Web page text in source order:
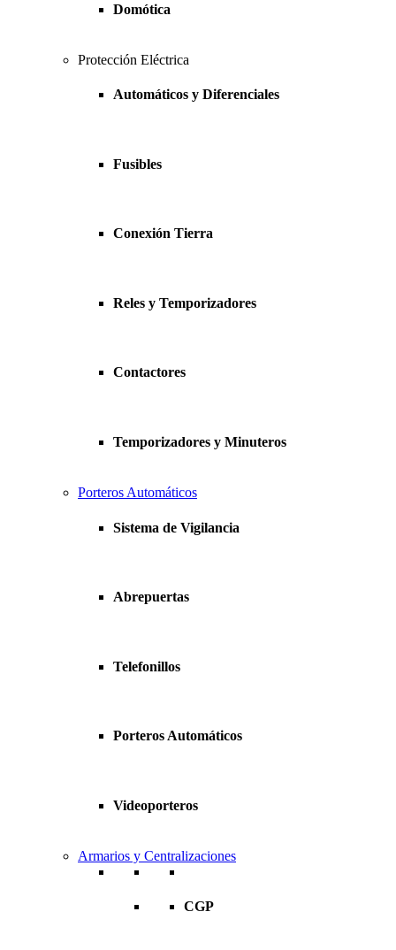
Domótica
Protección Eléctrica
Automáticos y Diferenciales
Fusibles
Conexión Tierra
Reles y Temporizadores
Contactores
Temporizadores y Minuteros
Porteros Automáticos
Sistema de Vigilancia
Abrepuertas
Telefonillos
Porteros Automáticos
Videoporteros
Armarios y Centralizaciones
CGP